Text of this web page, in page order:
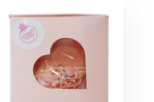
БЛАГОДАРНОСТ